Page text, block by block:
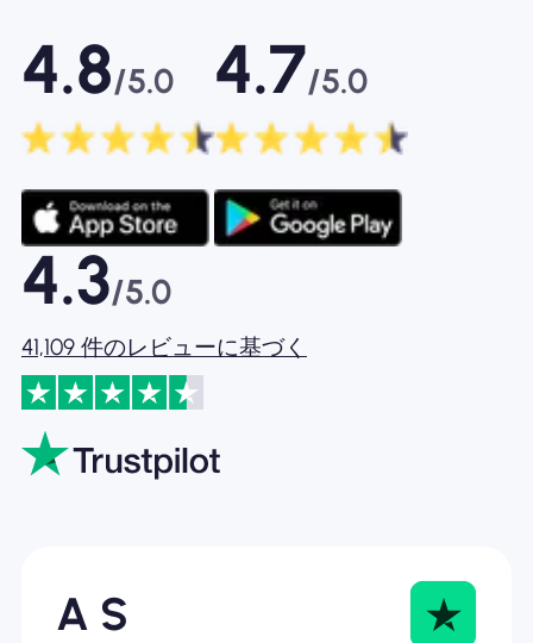
4.8/5.0 4.7/5.0
4.3/5.0
41,109 件のレビューに基づく
A S